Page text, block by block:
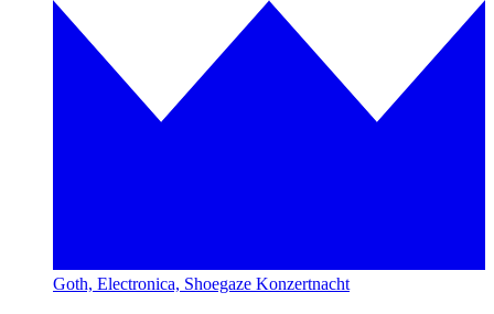
Goth, Electronica, Shoegaze Konzertnacht